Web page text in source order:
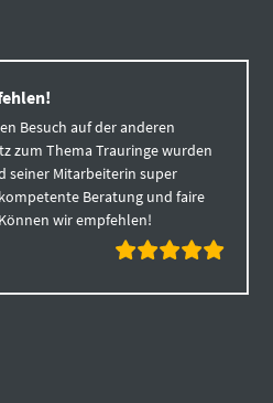
Besuch auf der anderen
zum Thema Trauringe wurden
seiner Mitarbeiterin super
Beratung und faire
wir empfehlen!